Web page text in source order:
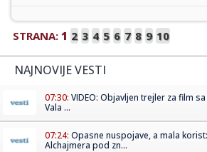
STRANA: 1 2 3 4 5 6 7 8 9 10
NAJNOVIJE VESTI
07:30: VIDEO: Objavljen trejler za film
Vala ...
07:24: Opasne nuspojave, a mala
Alchajmera pod zn...